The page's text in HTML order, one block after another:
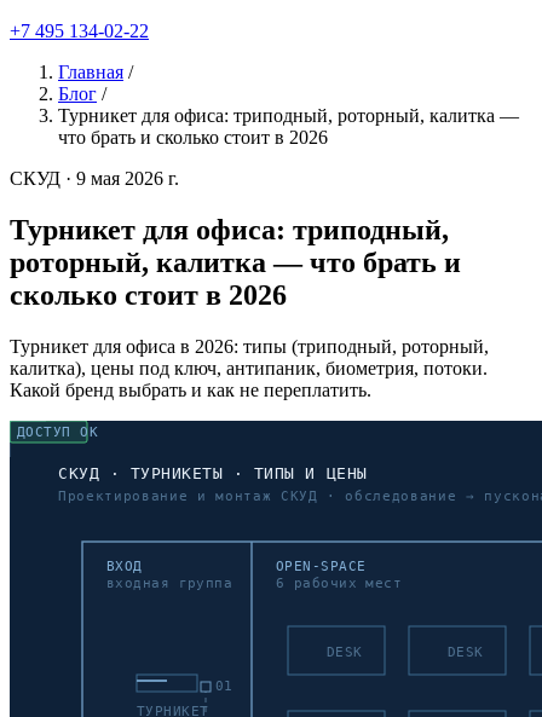
+7 495 134-02-22
Главная /
Блог /
Турникет для офиса: триподный, роторный, калитка —
что брать и сколько стоит в 2026
СКУД · 9 мая 2026 г.
Турникет для офиса: триподный,
роторный, калитка — что брать и
сколько стоит в 2026
Турникет для офиса в 2026: типы (триподный, роторный,
калитка), цены под ключ, антипаник, биометрия, потоки.
Какой бренд выбрать и как не переплатить.